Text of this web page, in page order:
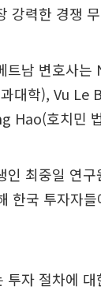
강력한 경쟁
트남 변호사
대학), Vu Le
Hao(호치민
인 최중일 연
한국 투자자
투자 절차에